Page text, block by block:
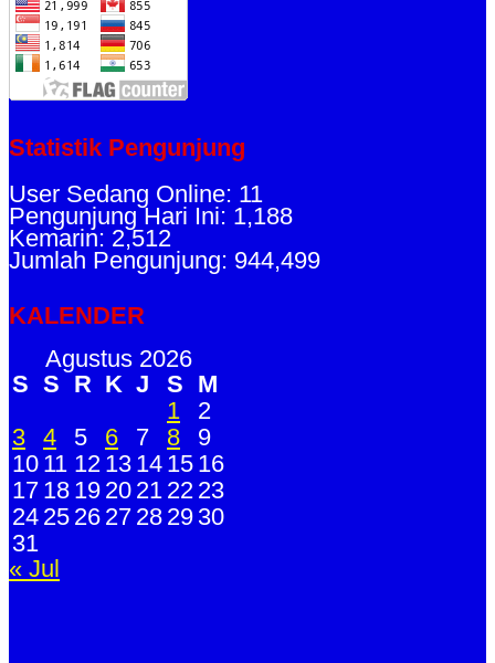
Statistik Pengunjung
User Sedang Online: 11
Pengunjung Hari Ini: 1,188
Kemarin: 2,512
Jumlah Pengunjung: 944,499
KALENDER
Agustus 2026
S S R K J S M
1
2
3
4 5 6 7 8
9
10 11 12 13 14 15 16
17 18 19 20 21 22 23
24 25 26 27 28 29 30
31
« Jul